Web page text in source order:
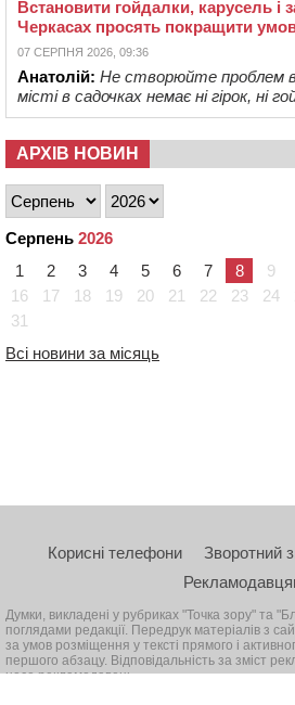
Встановити гойдалки, карусель і
Черкасах просять покращити
07 СЕРПНЯ 2026, 09:36
Анатолій: Не створюйте проблем
місті в садочках немає ні гірок, ні
АРХІВ НОВИН
Серпень 2026
1
2 3 4 5 6 7 8 9
16
17 18 19 20 21 22 23 24
31
Всі новини за місяць
Корисні телефони Зворотний
Думки, викладені у рубриках "Точка зору" та
поглядами редакції. Передрук матеріалів з
за умов розміщення у тексті прямого і
першого абзацу. Відповідальність за зміст
несе рекламодавець